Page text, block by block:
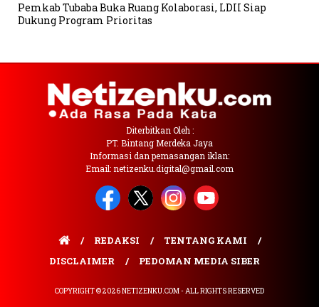
Pemkab Tubaba Buka Ruang Kolaborasi, LDII Siap
Dukung Program Prioritas
Diterbitkan Oleh :
PT. Bintang Merdeka Jaya
Informasi dan pemasangan iklan:
Email: netizenku.digital@gmail.com
REDAKSI
TENTANG KAMI
DISCLAIMER
PEDOMAN MEDIA SIBER
COPYRIGHT © 2026 NETIZENKU.COM - ALL RIGHTS RESERVED